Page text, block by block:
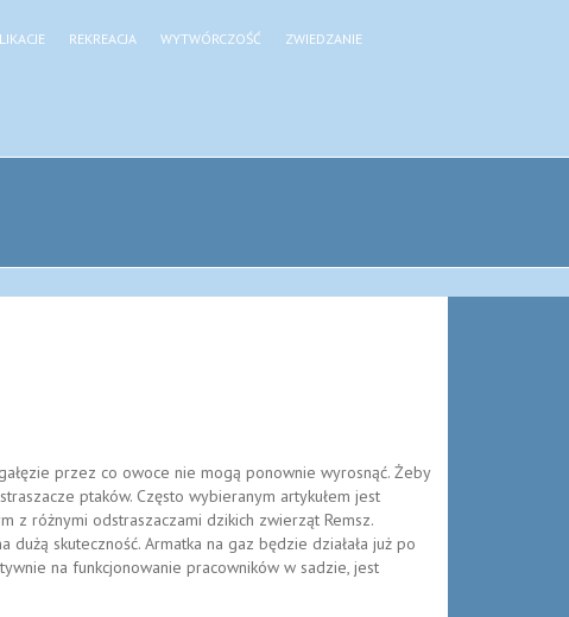
REKREACJA WYTWÓRCZOŚĆ ZWIEDZANIE
przez co owoce nie mogą ponownie wyrosnąć. Żeby
ptaków. Często wybieranym artykułem jest
z różnymi odstraszaczami dzikich zwierząt Remsz.
skuteczność. Armatka na gaz będzie działała już po
na funkcjonowanie pracowników w sadzie, jest